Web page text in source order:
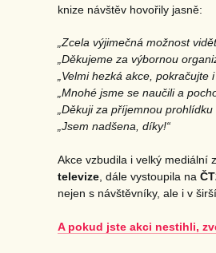
knize návštěv hovořily jasně:
„Zcela výjimečná možnost
„Děkujeme za výbornou
„Velmi hezká akce,
„Mnohé jsme se naučili a
„Děkuji za příjemnou
„Jsem nadšena, díky!“
Akce vzbudila i velký mediální
televize, dále vystoupila na
nejen s návštěvníky, ale i v
A pokud jste akci nestihli,